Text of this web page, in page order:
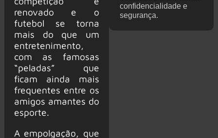
renovado e o
futebol se torna
mais do que um
entretenimento,
com as famosas
“peladas” que
ficam ainda mais
frequentes entre os
amigos amantes do
esporte.
A empolgação, que
confirmad
confidencialidade e
segurança.